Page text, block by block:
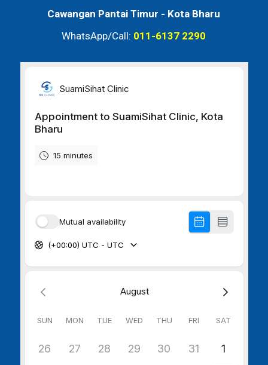
Cawangan Pantai Timur - Kota Bharu
WhatsApp/Call: 011-6137 2290